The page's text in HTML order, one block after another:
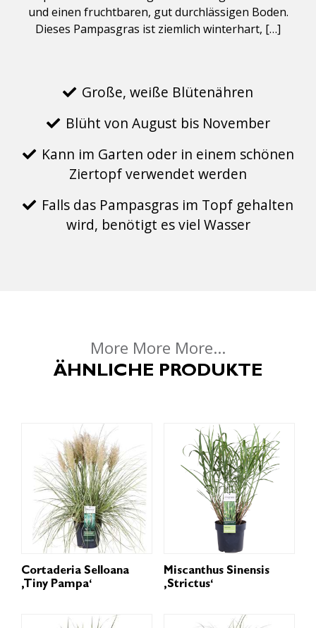
und einen fruchtbaren, gut durchlässigen Boden.
Dieses Pampasgras ist ziemlich winterhart, […]
Große, weiße Blütenähren
Blüht von August bis November
Kann im Garten oder in einem schönen
Ziertopf verwendet werden
Falls das Pampasgras im Topf gehalten
wird, benötigt es viel Wasser
More More More...
ÄHNLICHE PRODUKTE
Cortaderia Selloana
‚Tiny Pampa‘
Miscanthus Sinensis
‚Strictus‘